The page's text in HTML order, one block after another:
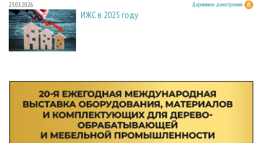
23.03.2026 Деревянное домостроение
ИЖС в 2025 году